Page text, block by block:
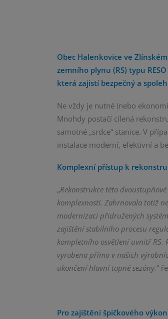
Obec Halenkovice ve
zemního plynu (RS) typu
která zajistí bezpečný a
Ne vždy je nutné (nebo
Mnohdy postačí cílená
samotné „srdce“ stanice. V
instalace moderní, efektivní a
Komplexní přístup k
„Rekonstrukce této
komplexností. Zahrnovala totiž
modernizaci přidružených
zajištění stabilního procesu
kompletního osvětlení uvnitř RS.
vyrobena přímo v našich
ukončení hlavní topné sezóny.“
Pro zajištění špičkového